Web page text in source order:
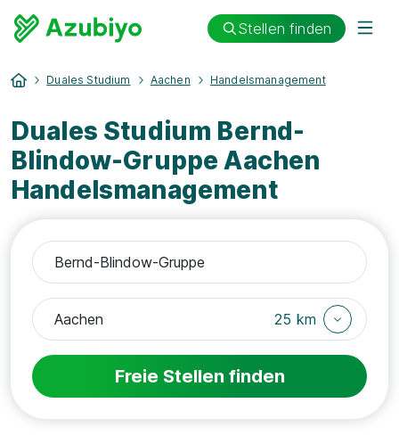
Stellen finden
Duales Studium Aachen Handelsmanagement
Duales Studium Bernd-
Blindow-Gruppe Aachen
Handelsmanagement
25 km
Freie Stellen finden